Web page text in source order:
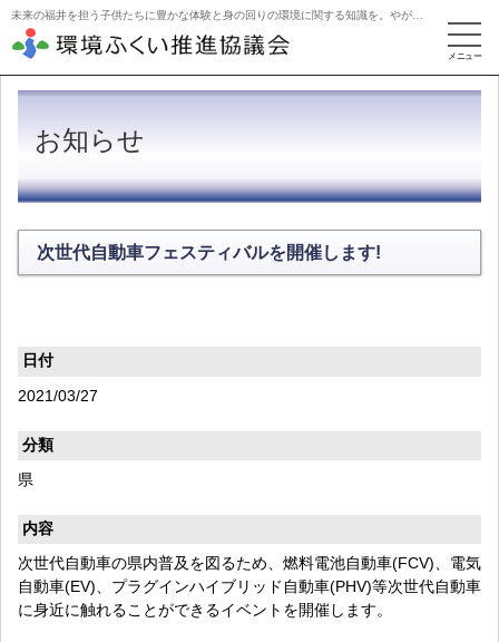
お知らせ
次世代自動車フェスティバルを開催します!
日付
2021/03/27
分類
県
内容
次世代自動車の県内普及を図るため、燃料電池自動車(FCV)、電気
自動車(EV)、プラグインハイブリッド自動車(PHV)等次世代自動車
に身近に触れることができるイベントを開催します。